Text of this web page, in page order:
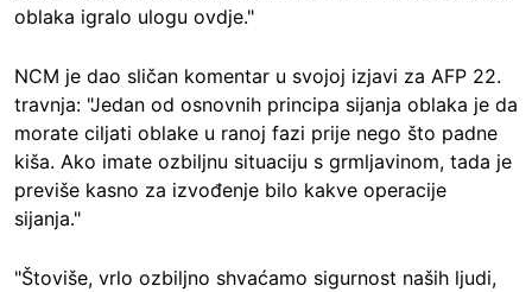
oblaka igralo ulogu ovdje."
NCM je dao sličan komentar u svojoj izjavi za AFP 22.
travnja: "Jedan od osnovnih principa sijanja oblaka je da
morate ciljati oblake u ranoj fazi prije nego što padne
kiša. Ako imate ozbiljnu situaciju s grmljavinom, tada je
previše kasno za izvođenje bilo kakve operacije
sijanja."
"Štoviše, vrlo ozbiljno shvaćamo sigurnost naših ljudi,